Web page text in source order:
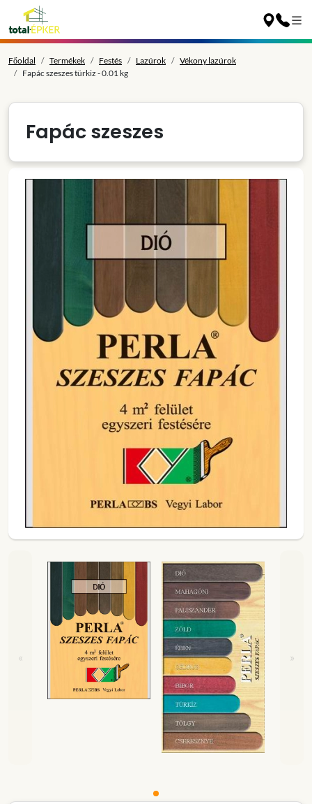
Főoldal Termékek Festés Lazúrok
Vékony lazúrok
Fapác szeszes türkiz - 0.01 kg
Fapác szeszes
« »